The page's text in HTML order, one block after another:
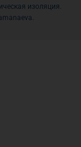
изоляция.